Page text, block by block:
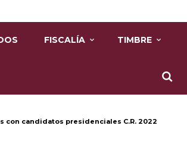
FISCALÍA TIMBRE
con candidatos presidenciales C.R. 2022